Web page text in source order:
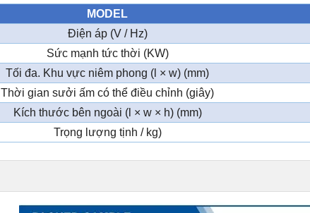
MODEL
Điện áp (V / Hz)
Sức mạnh tức thời (KW)
Tối đa. Khu vực niêm phong (l × w) (mm)
Thời gian sưởi ấm có thể điều chỉnh (giây)
Kích thước bên ngoài (l × w × h) (mm)
Trọng lượng tịnh / kg)